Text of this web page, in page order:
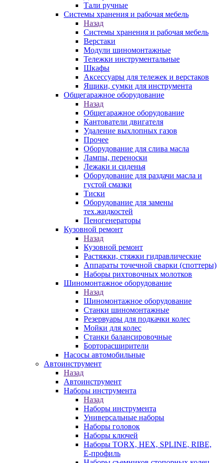
Тали ручные
Системы хранения и рабочая мебель
Назад
Системы хранения и рабочая мебель
Верстаки
Модули шиномонтажные
Тележки инструментальные
Шкафы
Аксессуары для тележек и верстаков
Ящики, сумки для инструмента
Общегаражное оборудование
Назад
Общегаражное оборудование
Кантователи двигателя
Удаление выхлопных газов
Прочее
Оборудование для слива масла
Лампы, переноски
Лежаки и сиденья
Оборудование для раздачи масла и
густой смазки
Тиски
Оборудование для замены
тех.жидкостей
Пеногенераторы
Кузовной ремонт
Назад
Кузовной ремонт
Растяжки, стяжки гидравлические
Аппараты точечной сварки (споттеры)
Наборы рихтовочных молотков
Шиномонтажное оборудование
Назад
Шиномонтажное оборудование
Станки шиномонтажные
Резервуары для подкачки колес
Мойки для колес
Станки балансировочные
Борторасширители
Насосы автомобильные
Автоинструмент
Назад
Автоинструмент
Наборы инструмента
Назад
Наборы инструмента
Универсальные наборы
Наборы головок
Наборы ключей
Наборы TORX, HEX, SPLINE, RIBE,
E-профиль